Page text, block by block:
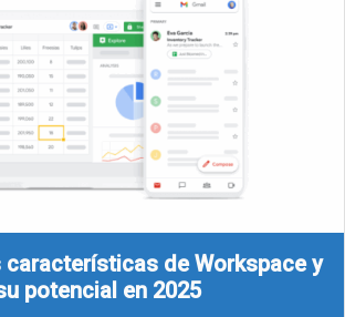
características de Workspace y
potencial en 2025